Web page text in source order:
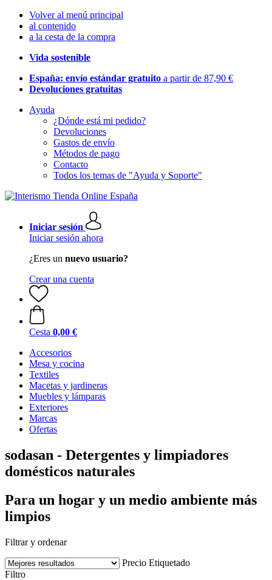
Volver al menú principal
al contenido
a la cesta de la compra
Vida sostenible
España: envío estándar gratuito a partir de 87,90 €
Devoluciones gratuitas
Ayuda
¿Dónde está mi pedido?
Devoluciones
Gastos de envío
Métodos de pago
Contacto
Todos los temas de "Ayuda y Soporte"
Iniciar sesión
Iniciar sesión ahora
¿Eres un nuevo usuario?
Crear una cuenta
Cesta 0,00 €
Accesorios
Mesa y cocina
Textiles
Macetas y jardineras
Muebles y lámparas
Exteriores
Marcas
Ofertas
sodasan - Detergentes y limpiadores
domésticos naturales
Para un hogar y un medio ambiente más
limpios
Filtrar y ordenar
Precio Etiquetado
Filtro